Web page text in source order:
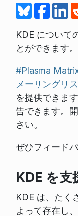
KDE について
とができます。
#Plasma
メーリングリ
を提供できます
告できます。
さい。
ぜひフィード
KDE を支
KDE は、たく
よって存在し